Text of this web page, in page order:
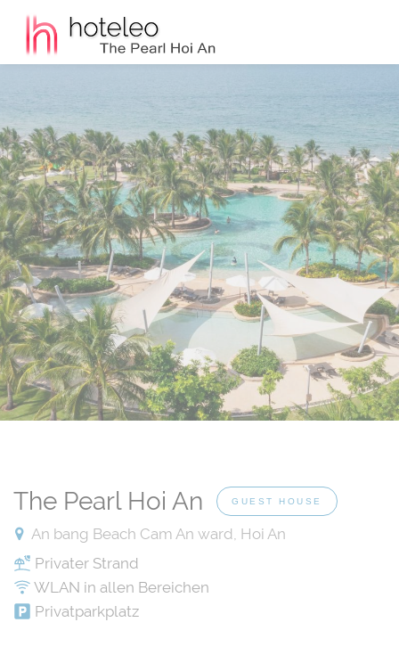
The Pearl Hoi An GUEST HOUSE
An bang Beach Cam An ward, Hoi An
Privater Strand
WLAN in allen Bereichen
Privatparkplatz